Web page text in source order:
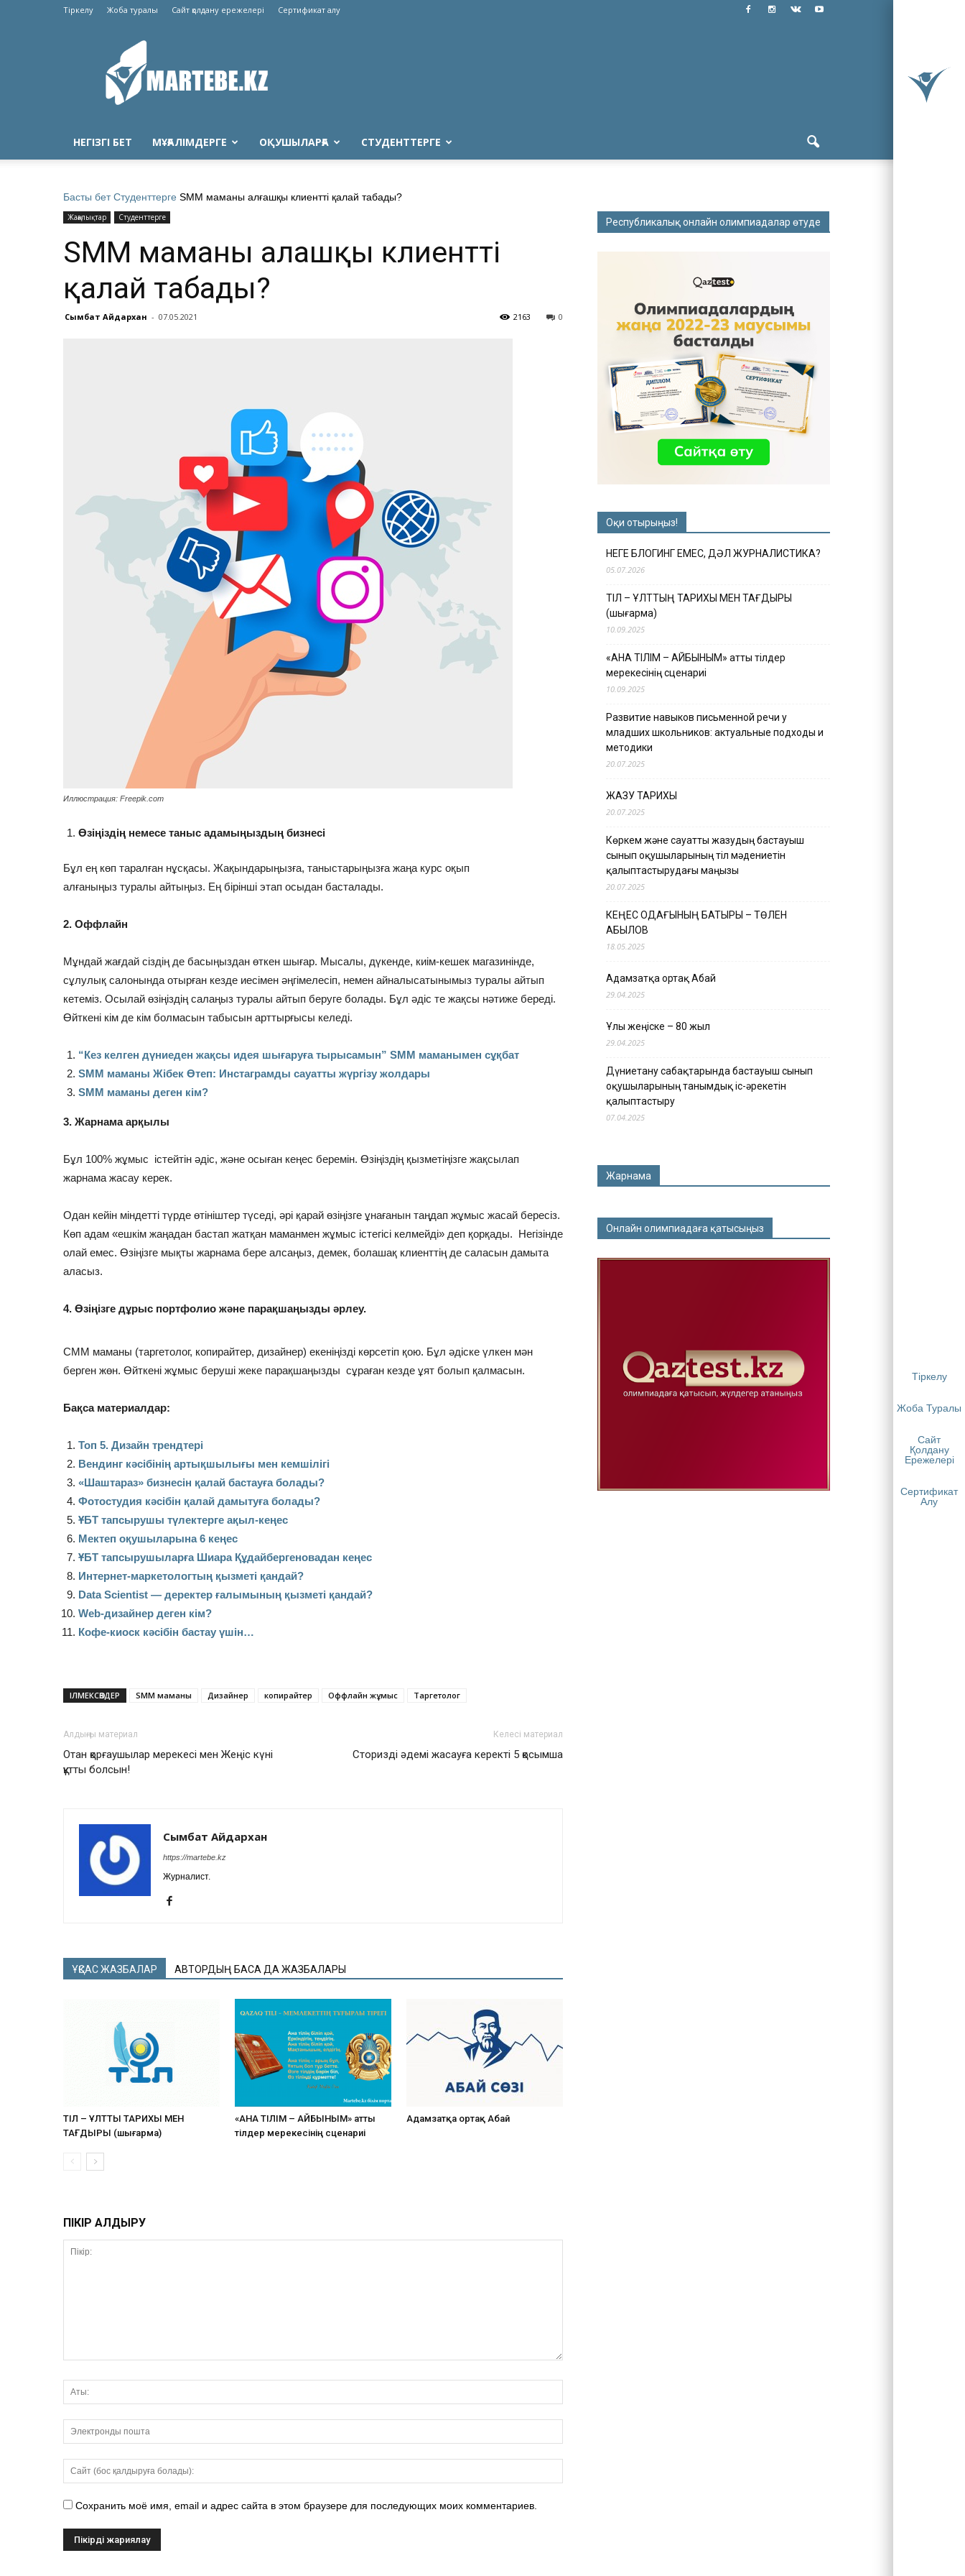
Тіркелу
Жоба Туралы
Сайт
Қолдану
Ережелері
Сертификат
Алу
Тіркелу Жоба туралы Сайт қолдану ережелері Сертификат алу
Martebe.kz
білім
сайты
НЕГІЗГІ БЕТ МҰҒАЛІМДЕРГЕ ОҚУШЫЛАРҒА СТУДЕНТТЕРГЕ
Басты бет Студенттерге SMM маманы алғашқы клиентті қалай табады?
Жаңалықтар Студенттерге
SMM маманы алғашқы клиентті
қалай табады?
Сымбат Айдархан - 07.05.2021 0
2163
Иллюстрация: Freepik.com
Өзіңіздің немесе таныс адамыңыздың бизнесі
Бұл ең көп таралған нұсқасы. Жақындарыңызға, таныстарыңызға жаңа курс оқып
алғаныңыз туралы айтыңыз. Ең бірінші этап осыдан басталады.
2. Оффлайн
Мұндай жағдай сіздің де басыңыздан өткен шығар. Мысалы, дүкенде, киім-кешек магазинінде,
сұлулық салонында отырған кезде иесімен әңгімелесіп, немен айналысатынымыз туралы айтып
кетеміз. Осылай өзіңіздің салаңыз туралы айтып беруге болады. Бұл әдіс те жақсы нәтиже береді.
Өйткені кім де кім болмасын табысын арттырғысы келеді.
“Кез келген дүниеден жақсы идея шығаруға тырысамын” SMM маманымен сұқбат
SMM маманы Жібек Өтеп: Инстаграмды сауатты жүргізу жолдары
SMM маманы деген кім?
3. Жарнама арқылы
Бұл 100% жұмыс істейтін әдіс, және осыған кеңес беремін. Өзіңіздің қызметіңізге жақсылап
жарнама жасау керек.
Одан кейін міндетті түрде өтініштер түседі, әрі қарай өзіңізге ұнағанын таңдап жұмыс жасай бересіз.
Көп адам «ешкім жаңадан бастап жатқан маманмен жұмыс істегісі келмейді» деп қорқады. Негізінде
олай емес. Өзіңізге мықты жарнама бере алсаңыз, демек, болашақ клиенттің де саласын дамыта
аласыз.
4. Өзіңізге дұрыс портфолио және парақшаңызды әрлеу.
СММ маманы (таргетолог, копирайтер, дизайнер) екеніңізді көрсетіп қою. Бұл әдіске үлкен мән
берген жөн. Өйткені жұмыс беруші жеке парақшаңызды сұраған кезде ұят болып қалмасын.
Бақса материалдар:
Топ 5. Дизайн трендтері
Вендинг кәсібінің артықшылығы мен кемшілігі
«Шаштараз» бизнесін қалай бастауға болады?
Фотостудия кәсібін қалай дамытуға болады?
ҰБТ тапсырушы түлектерге ақыл-кеңес
Мектеп оқушыларына 6 кеңес
ҰБТ тапсырушыларға Шиара Құдайбергеновадан кеңес
Интернет-маркетологтың қызметі қандай?
Data Scientist — деректер ғалымының қызметі қандай?
Web-дизайнер деген кім?
Кофе-киоск кәсібін бастау үшін…
ІЛМЕКСӨЗДЕР SMM маманы Дизайнер копирайтер Оффлайн жұмыс Таргетолог
Алдыңғы материал
Отан қорғаушылар мерекесі мен Жеңіс күні
құтты болсын!
Келесі материал
Сторизді әдемі жасауға керекті 5 қосымша
Сымбат Айдархан
https://martebe.kz
Журналист.
ҰҚСАС ЖАЗБАЛАР АВТОРДЫҢ БАСҚА ДА ЖАЗБАЛАРЫ
ТІЛ – ҰЛТТЫҢ ТАРИХЫ МЕН
ТАҒДЫРЫ (шығарма)
«АНА ТІЛІМ – АЙБЫНЫМ» атты
тілдер мерекесінің сценариі
Адамзатқа ортақ Абай
ПІКІР ҚАЛДЫРУ
Сохранить моё имя, email и адрес сайта в этом браузере для последующих моих комментариев.
Республикалық онлайн олимпиадалар өтуде
Оқи отырыңыз!
НЕГЕ БЛОГИНГ ЕМЕС, ДӘЛ ЖУРНАЛИСТИКА?
05.07.2026
ТІЛ – ҰЛТТЫҢ ТАРИХЫ МЕН ТАҒДЫРЫ
(шығарма)
10.09.2025
«АНА ТІЛІМ – АЙБЫНЫМ» атты тілдер
мерекесінің сценариі
10.09.2025
Развитие навыков письменной речи у
младших школьников: актуальные подходы и
методики
20.07.2025
ЖАЗУ ТАРИХЫ
20.07.2025
Көркем және сауатты жазудың бастауыш
сынып оқушыларының тіл мәдениетін
қалыптастырудағы маңызы
20.07.2025
КЕҢЕС ОДАҒЫНЫҢ БАТЫРЫ – ТӨЛЕН
ҚАБЫЛОВ
18.05.2025
Адамзатқа ортақ Абай
29.04.2025
Ұлы жеңіске – 80 жыл
29.04.2025
Дүниетану сабақтарында бастауыш сынып
оқушыларының танымдық іс-әрекетін
қалыптастыру
07.04.2025
Жарнама
Онлайн олимпиадаға қатысыңыз